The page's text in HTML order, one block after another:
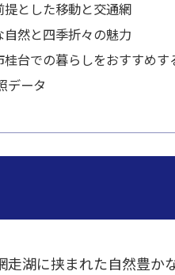
提とした移動と交通網
自然と四季折々の魅力
桂台での暮らしをおすすめす
データ
湖に挟まれた自然豊か